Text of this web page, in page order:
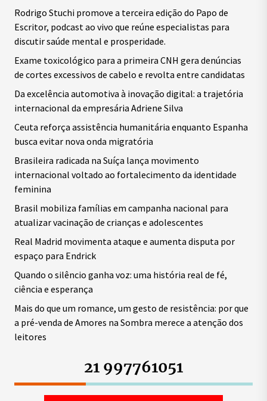
Rodrigo Stuchi promove a terceira edição do Papo de
Escritor, podcast ao vivo que reúne especialistas para
discutir saúde mental e prosperidade.
Exame toxicológico para a primeira CNH gera denúncias
de cortes excessivos de cabelo e revolta entre candidatas
Da excelência automotiva à inovação digital: a trajetória
internacional da empresária Adriene Silva
Ceuta reforça assistência humanitária enquanto Espanha
busca evitar nova onda migratória
Brasileira radicada na Suíça lança movimento
internacional voltado ao fortalecimento da identidade
feminina
Brasil mobiliza famílias em campanha nacional para
atualizar vacinação de crianças e adolescentes
Real Madrid movimenta ataque e aumenta disputa por
espaço para Endrick
Quando o silêncio ganha voz: uma história real de fé,
ciência e esperança
Mais do que um romance, um gesto de resistência: por que
a pré-venda de Amores na Sombra merece a atenção dos
leitores
21 997761051